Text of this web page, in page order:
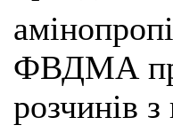
ФВДМА
розчинів